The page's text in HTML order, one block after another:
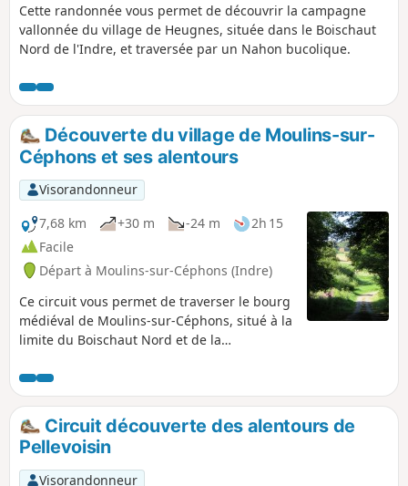
Cette randonnée vous permet de découvrir la campagne
vallonnée du village de Heugnes, située dans le Boischaut
Nord de l'Indre, et traversée par un Nahon bucolique.
Découverte du village de Moulins-sur-
Céphons et ses alentours
Visorandonneur
7,68 km
+30 m -24 m
2h 15
Facile
Départ à Moulins-sur-Céphons (Indre)
Ce circuit vous permet de traverser le bourg
médiéval de Moulins-sur-Céphons, situé à la
limite du Boischaut Nord et de la
ses environs.
Circuit découverte des alentours de
Pellevoisin
Visorandonneur